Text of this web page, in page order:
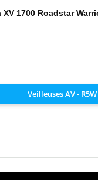
XV 1700 Roadstar
Veilleuses AV - R5W